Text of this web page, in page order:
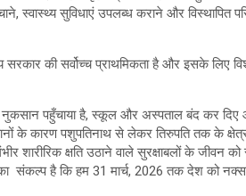
स्वास्थ्य सुविधाएं उपलब्ध कराने और विस्थापित
सरकार की सर्वोच्च प्राथमिकता है और इसके लिए
पहुँचाया है, स्कूल और अस्पताल बंद कर दिए
के कारण पशुपतिनाथ से लेकर तिरुपति तक के
शारीरिक क्षति उठाने वाले सुरक्षाबलों के जीवन
का संकल्प है कि हम 31 मार्च, 2026 तक देश को